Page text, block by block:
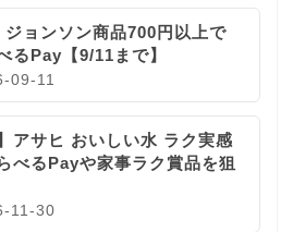
ジョンソン商品700円以上で
るPay【9/11まで】
09-11
アサヒ おいしい水 ラク実感
べるPayや家事ラク賞品を狙
11-30